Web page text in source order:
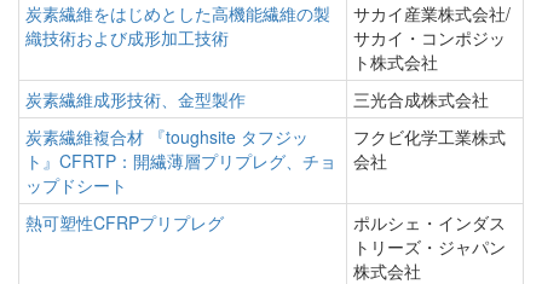
炭素繊維をはじめとした高機能繊維の製
織技術および成形加工技術
サカイ産業株式会社/
サカイ・コンポジッ
ト株式会社
炭素繊維成形技術、金型製作
三光合成株式会社
炭素繊維複合材 『toughsite タフジッ
ト』CFRTP：開繊薄層プリプレグ、チョ
ップドシート
フクビ化学工業株式
会社
熱可塑性CFRPプリプレグ
ポルシェ・インダス
トリーズ・ジャパン
株式会社